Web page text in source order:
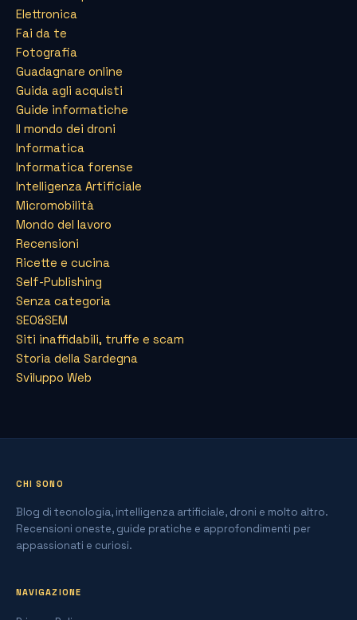
Elettronica
Fai da te
Fotografia
Guadagnare online
Guida agli acquisti
Guide informatiche
Il mondo dei droni
Informatica
Informatica forense
Intelligenza Artificiale
Micromobilità
Mondo del lavoro
Recensioni
Ricette e cucina
Self-Publishing
Senza categoria
SEO&SEM
Siti inaffidabili, truffe e scam
Storia della Sardegna
Sviluppo Web
CHI SONO
Blog di tecnologia, intelligenza artificiale, droni e molto altro.
Recensioni oneste, guide pratiche e approfondimenti per
appassionati e curiosi.
NAVIGAZIONE